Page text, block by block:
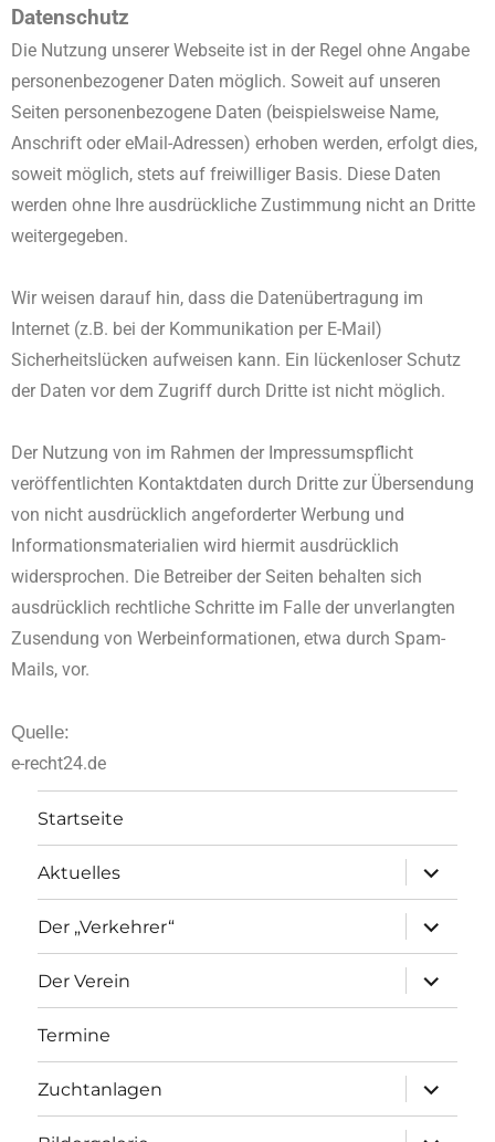
Datenschutz
Die Nutzung unserer Webseite ist in der Regel ohne Angabe
personenbezogener Daten möglich. Soweit auf unseren
Seiten personenbezogene Daten (beispielsweise Name,
Anschrift oder eMail-Adressen) erhoben werden, erfolgt dies,
soweit möglich, stets auf freiwilliger Basis. Diese Daten
werden ohne Ihre ausdrückliche Zustimmung nicht an Dritte
weitergegeben.
Wir weisen darauf hin, dass die Datenübertragung im
Internet (z.B. bei der Kommunikation per E-Mail)
Sicherheitslücken aufweisen kann. Ein lückenloser Schutz
der Daten vor dem Zugriff durch Dritte ist nicht möglich.
Der Nutzung von im Rahmen der Impressumspflicht
veröffentlichten Kontaktdaten durch Dritte zur Übersendung
von nicht ausdrücklich angeforderter Werbung und
Informationsmaterialien wird hiermit ausdrücklich
widersprochen. Die Betreiber der Seiten behalten sich
ausdrücklich rechtliche Schritte im Falle der unverlangten
Zusendung von Werbeinformationen, etwa durch Spam-
Mails, vor.
Quelle:
e-recht24.de
Startseite
Aktuelles
Der „Verkehrer“
Der Verein
Termine
Zuchtanlagen